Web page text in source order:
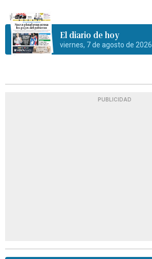
El diario de hoy
viernes, 7 de agosto de 2026
PUBLICIDAD